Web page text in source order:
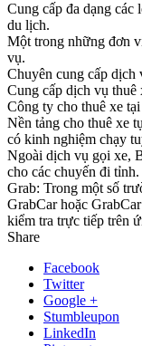
Cung cấp đa dạng các
du lịch.
Một trong những đơn
vụ.
Chuyên cung cấp dịch
Cung cấp dịch vụ
Công ty cho thuê xe
Nền tảng cho thuê xe
có kinh nghiệm chạy
Ngoài dịch vụ gọi xe,
cho các chuyến đi tỉnh.
Grab: Trong một số
GrabCar hoặc
kiểm tra trực tiếp trên
Share
Facebook
Twitter
Google +
Stumbleupon
LinkedIn